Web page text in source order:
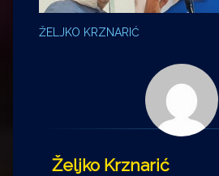
ŽELJKO KRZNARIĆ
Željko Krznarić